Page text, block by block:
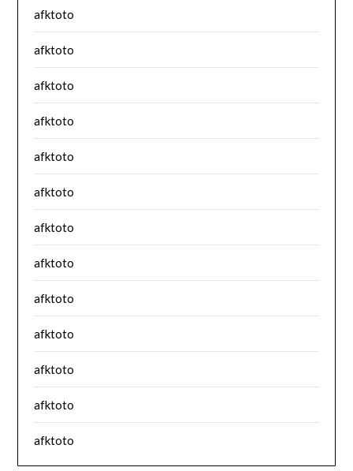
afktoto
afktoto
afktoto
afktoto
afktoto
afktoto
afktoto
afktoto
afktoto
afktoto
afktoto
afktoto
afktoto